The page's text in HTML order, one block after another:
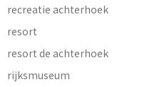
recreatie achterhoek
resort
resort de achterhoek
rijksmuseum